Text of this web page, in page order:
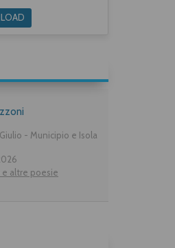
- Municipio e Isola
e altre poesie